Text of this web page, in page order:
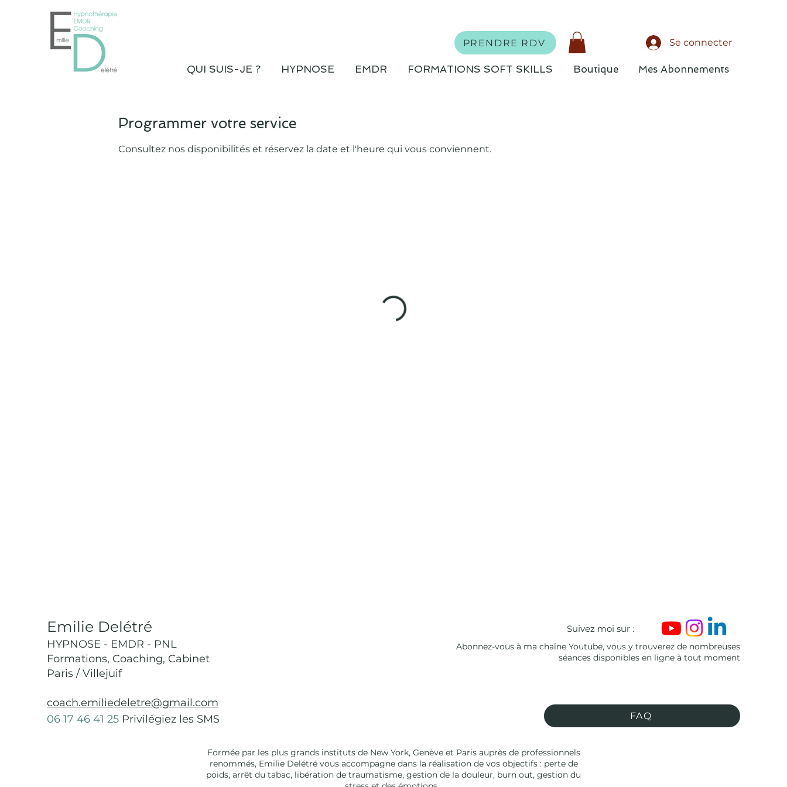
PRENDRE RDV Se connecter
QUI SUIS-JE ? HYPNOSE EMDR FORMATIONS SOFT SKILLS Boutique Mes Abonnements
Programmer votre service
Consultez nos disponibilités et réservez la date et l'heure qui vous conviennent.
Emilie Delétré
HYPNOSE - EMDR - PNL
Formations, Coaching, Cabinet
Paris / Villejuif
coach.emiliedeletre@gmail.com
06 17 46 41 25 Privilégiez les SMS
Suivez moi sur :
Abonnez-vous à ma chaîne Youtube, vous y trouverez de nombreuses
séances disponibles en ligne à tout moment
FAQ
Formée par les plus grands instituts de New York, Genève et Paris auprès de professionnels
renommés, Emilie Delétré vous accompagne dans la réalisation de vos objectifs : perte de
poids, arrêt du tabac, libération de traumatisme, gestion de la douleur, burn out, gestion du